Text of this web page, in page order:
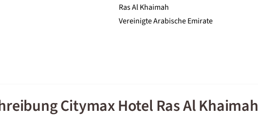
Ras Al Khaimah
Vereinigte Arabische Emirate
Citymax Hotel Ras Al Khaimah